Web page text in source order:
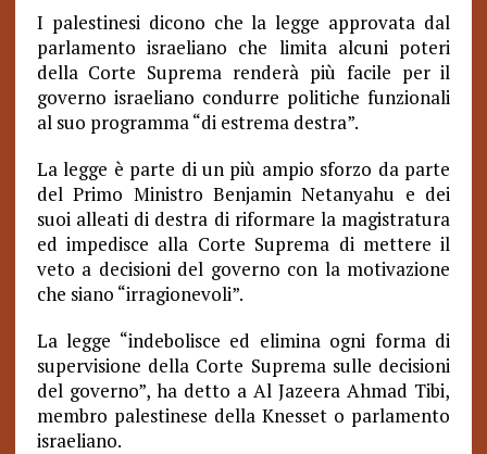
I palestinesi dicono che la legge approvata dal
parlamento israeliano che limita alcuni poteri
della Corte Suprema renderà più facile per il
governo israeliano condurre politiche funzionali
al suo programma “di estrema destra”.
La legge è parte di un più ampio sforzo da parte
del Primo Ministro Benjamin Netanyahu e dei
suoi alleati di destra di riformare la magistratura
ed impedisce alla Corte Suprema di mettere il
veto a decisioni del governo con la motivazione
che siano “irragionevoli”.
La legge “indebolisce ed elimina ogni forma di
supervisione della Corte Suprema sulle decisioni
del governo”, ha detto a Al Jazeera Ahmad Tibi,
membro palestinese della Knesset o parlamento
israeliano.